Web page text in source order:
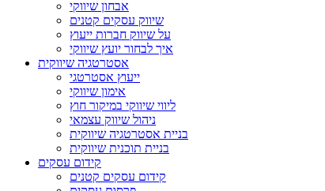
אבחון שיווקי
שיווק עסקים קטנים
על שיווק חברות ייעוץ
איך לבחור יועץ שיווקי
אסטרטגיה שיווקית
ייעוץ אסטרטגי
אימון שיווקי
ליווי שיווקי במיקור חוץ
ניהול שיווק עצמאי
בניית אסטרטגיה שיווקית
בניית תוכנית שיווקית
קידום עסקים
קידום עסקים קטנים